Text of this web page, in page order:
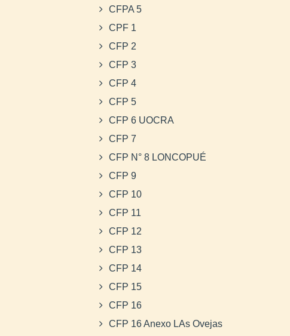
CFPA 5
CPF 1
CFP 2
CFP 3
CFP 4
CFP 5
CFP 6 UOCRA
CFP 7
CFP N° 8 LONCOPUÉ
CFP 9
CFP 10
CFP 11
CFP 12
CFP 13
CFP 14
CFP 15
CFP 16
CFP 16 Anexo LAs Ovejas